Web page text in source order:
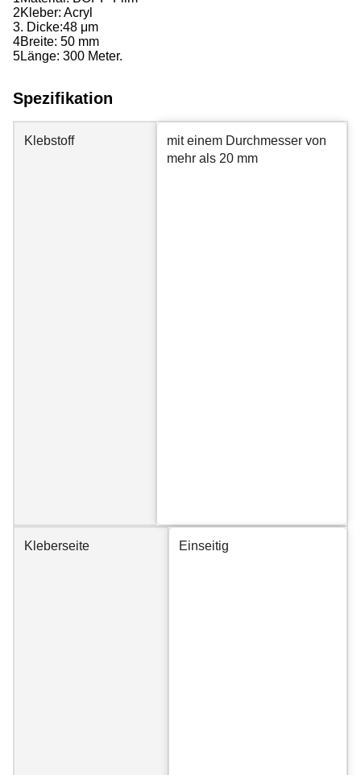
2Kleber: Acryl
3. Dicke:48 μm
4Breite: 50 mm
5Länge: 300 Meter.
Spezifikation
Klebstoff
mit einem Durchmesser von
mehr als 20 mm
Kleberseite Einseitig